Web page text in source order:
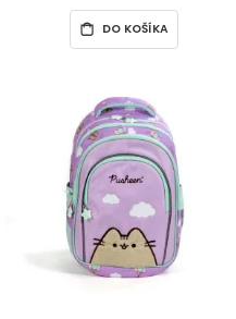
DO KOŠÍKA